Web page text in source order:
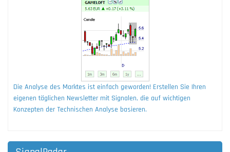
Die Analyse des Marktes ist einfach geworden! Erstellen Sie Ihren
eigenen täglichen Newsletter mit Signalen, die auf wichtigen
Konzepten der Technischen Analyse basieren.